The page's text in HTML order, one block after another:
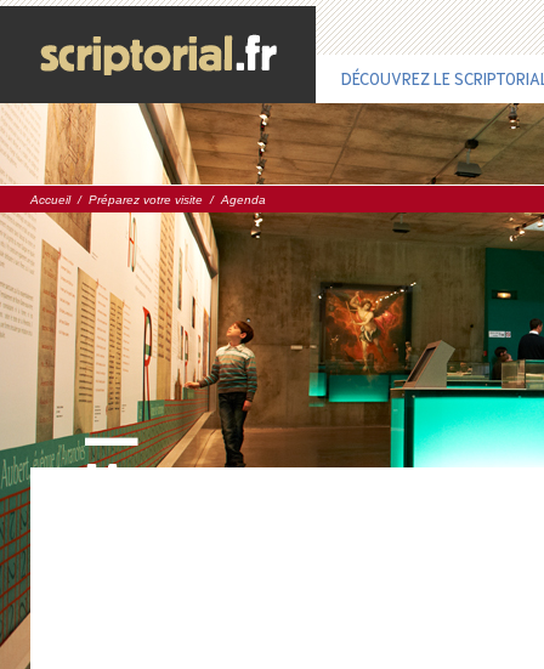
DÉCOUVREZ LE
Accueil/ Préparez votre visite / Agenda